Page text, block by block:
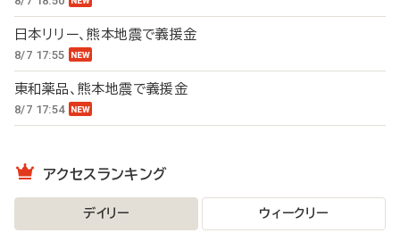
日本リリー、熊本地震で義援金
8/7 17:55
東和薬品、熊本地震で義援金
8/7 17:54
アクセスランキング
デイリー ウィークリー